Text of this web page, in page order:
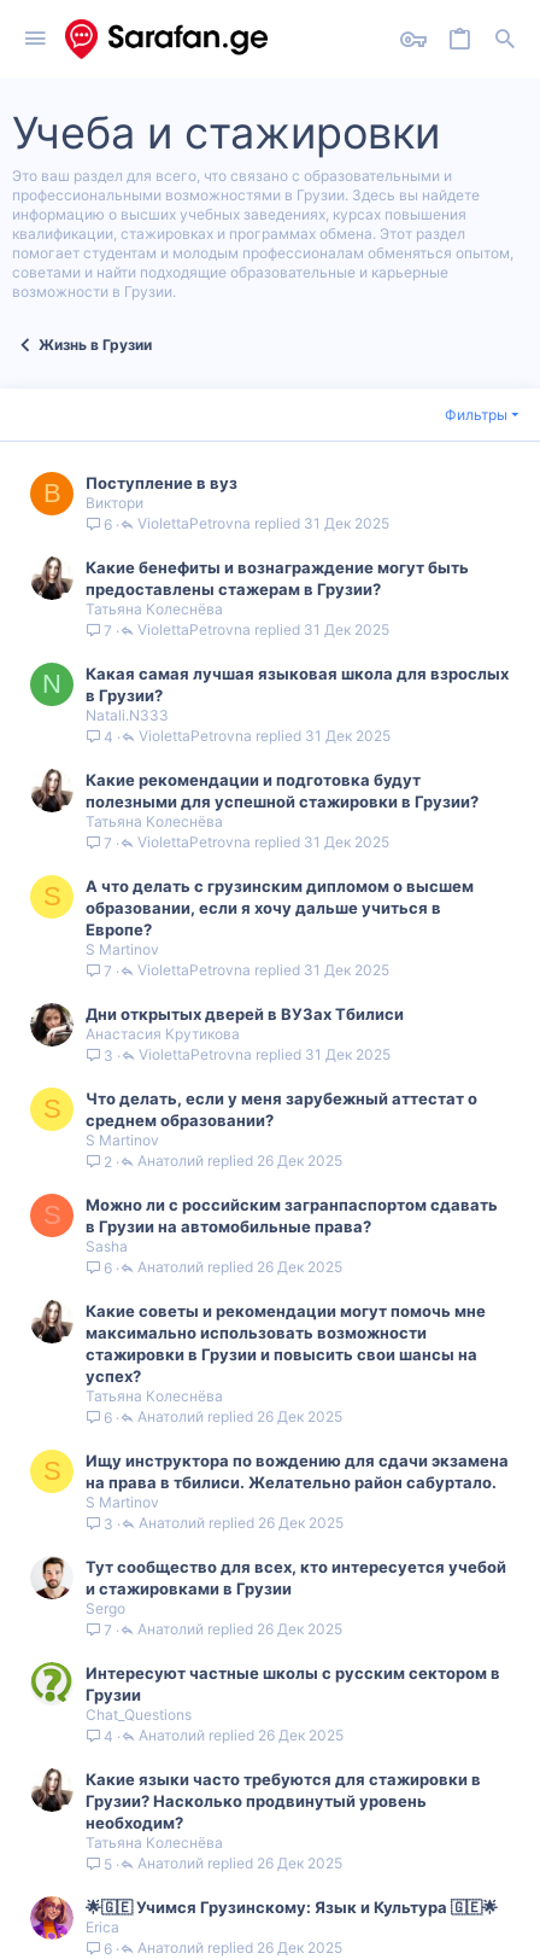
Учеба и стажировки
Это ваш раздел для всего, что связано с образовательными и
профессиональными возможностями в Грузии. Здесь вы найдете
информацию о высших учебных заведениях, курсах повышения
квалификации, стажировках и программах обмена. Этот раздел
помогает студентам и молодым профессионалам обменяться опытом,
советами и найти подходящие образовательные и карьерные
возможности в Грузии.
Жизнь в Грузии
Фильтры
В Поступление в вуз
Виктори
6
31 Дек 2025
ViolettaPetrovna
Какие бенефиты и вознаграждение могут быть
предоставлены стажерам в Грузии?
Татьяна Колеснёва
7
31 Дек 2025
ViolettaPetrovna
N
Какая самая лучшая языковая школа для взрослых
в Грузии?
Natali.N333
4
31 Дек 2025
ViolettaPetrovna
Какие рекомендации и подготовка будут
полезными для успешной стажировки в Грузии?
Татьяна Колеснёва
7
31 Дек 2025
ViolettaPetrovna
S
А что делать с грузинским дипломом о высшем
образовании, если я хочу дальше учиться в
Европе?
S Martinov
7
31 Дек 2025
ViolettaPetrovna
Дни открытых дверей в ВУЗах Тбилиси
Анастасия Крутикова
3
31 Дек 2025
ViolettaPetrovna
S
Что делать, если у меня зарубежный аттестат о
среднем образовании?
S Martinov
2
26 Дек 2025
Анатолий
S
Можно ли с российским загранпаспортом сдавать
в Грузии на автомобильные права?
Sasha
6
26 Дек 2025
Анатолий
Какие советы и рекомендации могут помочь мне
максимально использовать возможности
стажировки в Грузии и повысить свои шансы на
успех?
Татьяна Колеснёва
6
26 Дек 2025
Анатолий
S
Ищу инструктора по вождению для сдачи экзамена
на права в тбилиси. Желательно район сабуртало.
S Martinov
3
26 Дек 2025
Анатолий
Тут сообщество для всех, кто интересуется учебой
и стажировками в Грузии
Sergo
7
26 Дек 2025
Анатолий
Интересуют частные школы с русским сектором в
Грузии
Chat_Questions
4
26 Дек 2025
Анатолий
Какие языки часто требуются для стажировки в
Грузии? Насколько продвинутый уровень
необходим?
Татьяна Колеснёва
5
26 Дек 2025
Анатолий
🌟🇬🇪 Учимся Грузинскому: Язык и Культура 🇬🇪🌟
Erica
6
26 Дек 2025
Анатолий